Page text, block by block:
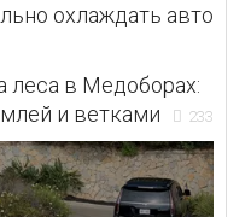
охлаждать авто
леса в Медоборах:
и ветками
233